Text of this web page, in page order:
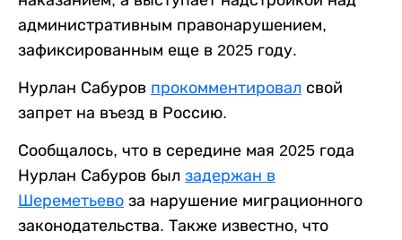
административным правонарушением,
зафиксированным еще в 2025 году.
Нурлан Сабуров прокомментировал свой
запрет на въезд в Россию.
Сообщалось, что в середине мая 2025 года
Нурлан Сабуров был задержан в
Шереметьево за нарушение миграционного
законодательства. Также известно, что